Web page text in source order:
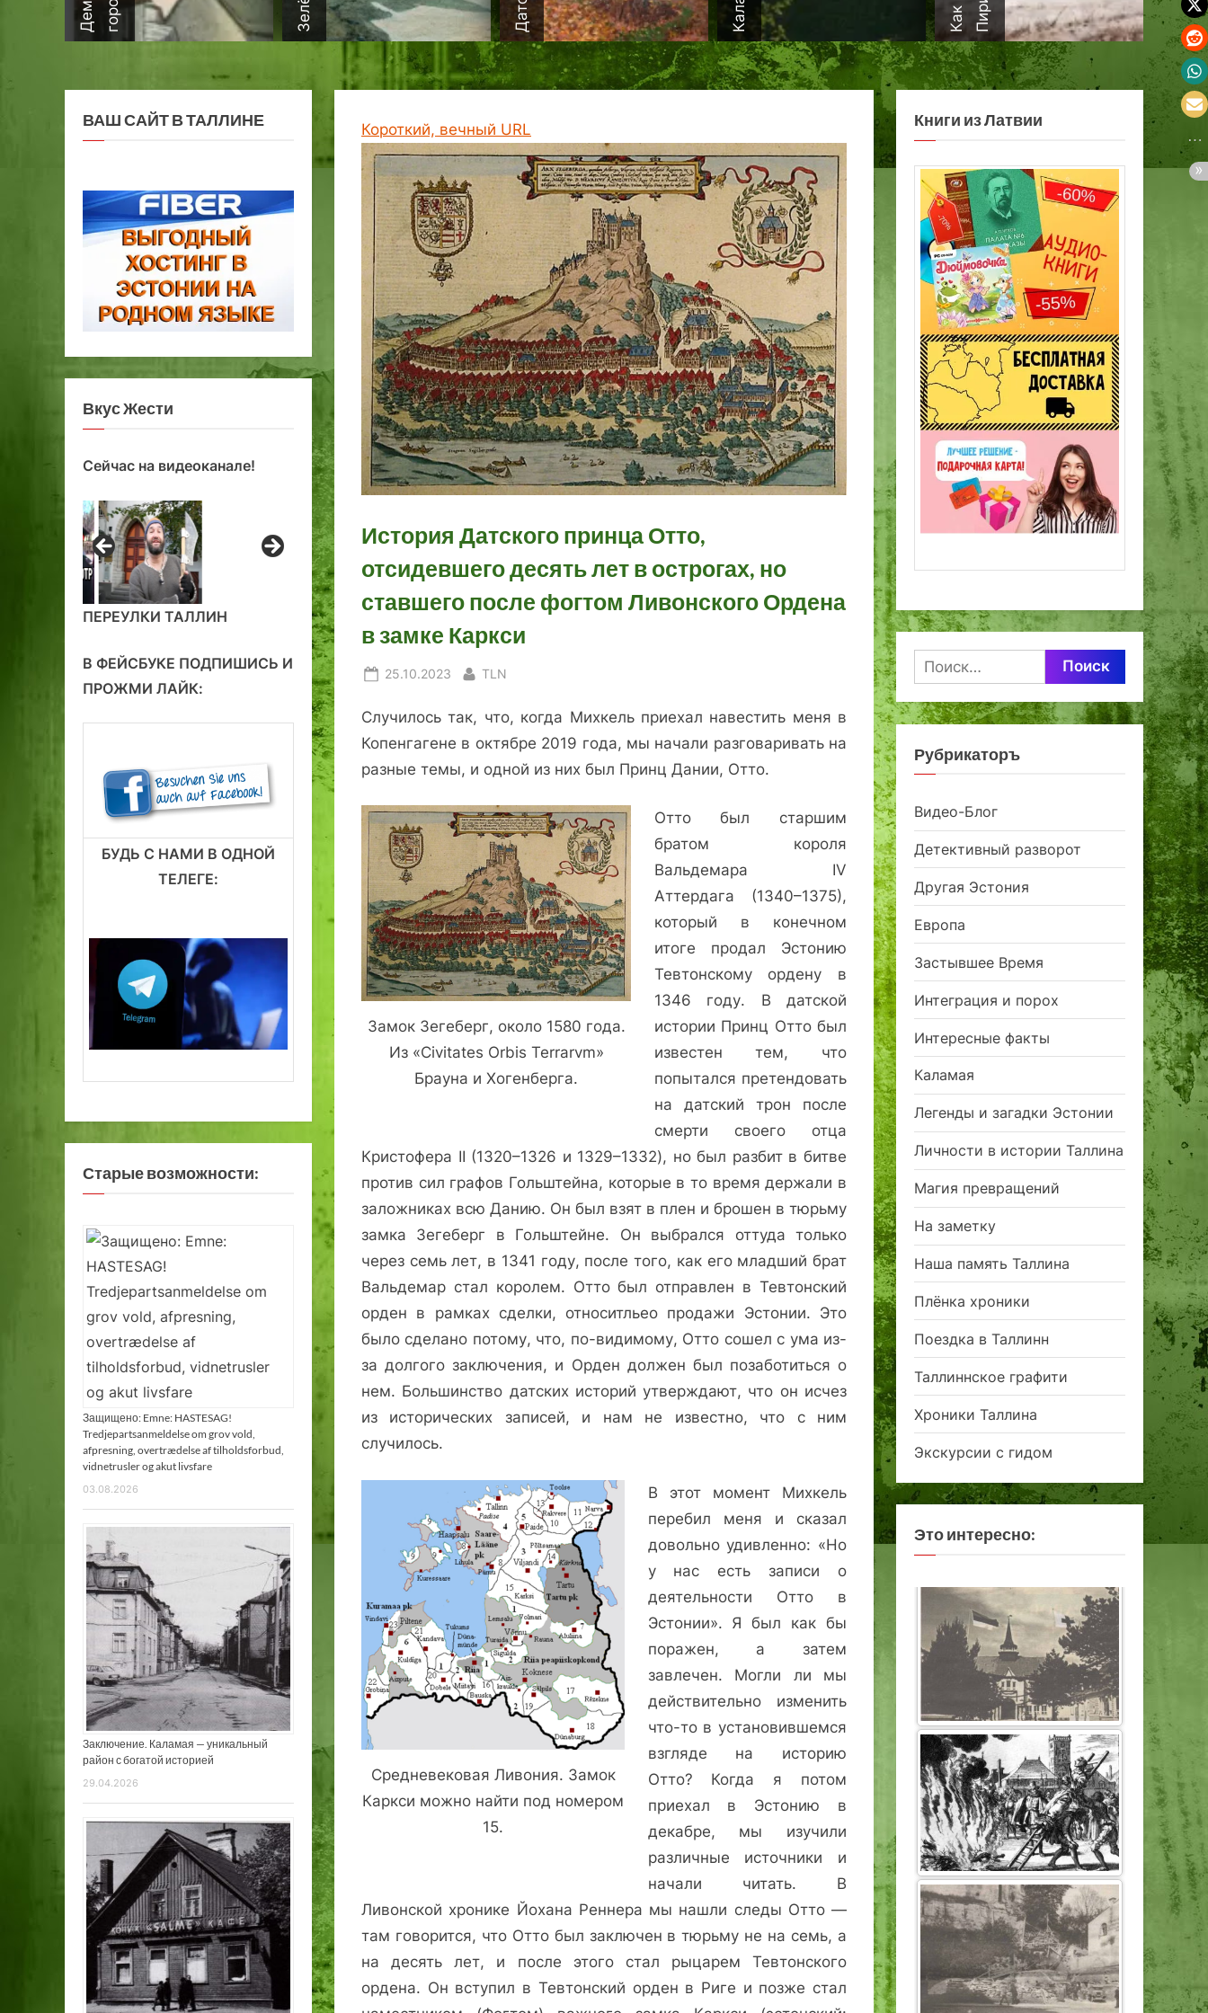
Короткий, вечный URL
История Датского принца Отто,
отсидевшего десять лет в острогах, но
ставшего после фогтом Ливонского Ордена
в замке Каркси
Posted
25.10.2023 By
TLN
Случилось так, что, когда Михкель приехал навестить меня в
Копенгагене в октябре 2019 года, мы начали разговаривать на
разные темы, и одной из них был Принц Дании, Отто.
Замок Зегеберг, около 1580 года.
Из «Civitates Orbis Terrarvm»
Брауна и Хогенберга.
Отто был старшим
братом короля
Вальдемара IV
Аттердага (1340–1375),
который в конечном
итоге продал Эстонию
Тевтонскому ордену в
1346 году. В датской
истории Принц Отто был
известен тем, что
попытался претендовать
на датский трон после
смерти своего отца
Кристофера II (1320–1326 и 1329–1332), но был разбит в битве
против сил графов Гольштейна, которые в то время держали в
заложниках всю Данию. Он был взят в плен и брошен в тюрьму
замка Зегеберг в Гольштейне. Он выбрался оттуда только
через семь лет, в 1341 году, после того, как его младший брат
Вальдемар стал королем. Отто был отправлен в Тевтонский
орден в рамках сделки, относитльео продажи Эстонии. Это
было сделано потому, что, по-видимому, Отто сошел с ума из-
за долгого заключения, и Орден должен был позаботиться о
нем. Большинство датских историй утверждают, что он исчез
из исторических записей, и нам не известно, что с ним
случилось.
Средневековая Ливония. Замок
Каркси можно найти под номером
15.
В этот момент Михкель
перебил меня и сказал
довольно удивленно: «Но
у нас есть записи о
деятельности Отто в
Эстонии». Я был как бы
поражен, а затем
завлечен. Могли ли мы
действительно изменить
что-то в установившемся
взгляде на историю
Отто? Когда я потом
приехал в Эстонию в
декабре, мы изучили
различные источники и
начали читать. В
Ливонской хронике Йохана Реннера мы нашли следы Отто —
там говорится, что Отто был заключен в тюрьму не на семь, а
на десять лет, и после этого стал рыцарем Тевтонского
ордена. Он вступил в Тевтонский орден в Риге и позже стал
ВАШ САЙТ В ТАЛЛИНЕ
Вкус Жести
Сейчас на видеоканале!
ПЕРЕУЛКИ ТАЛЛИН
В ФЕЙСБУКЕ ПОДПИШИСЬ И
ПРОЖМИ ЛАЙК:
БУДЬ С НАМИ В ОДНОЙ
ТЕЛЕГЕ:
Старые возможности:
Защищено: Emne: HASTESAG!
Tredjepartsanmeldelse om grov vold,
afpresning, overtrædelse af tilholdsforbud,
vidnetrusler og akut livsfare
03.08.2026
Заключение. Каламая — уникальный
район с богатой историей
29.04.2026
Книги из Латвии
Найти:
Рубрикаторъ
Видео-Блог
Детективный разворот
Другая Эстония
Европа
Застывшее Время
Интеграция и порох
Интересные факты
Каламая
Легенды и загадки Эстонии
Личности в истории Таллина
Магия превращений
На заметку
Наша память Таллина
Плёнка хроники
Поездка в Таллинн
Таллиннское графити
Хроники Таллина
Экскурсии с гидом
Это интересно: